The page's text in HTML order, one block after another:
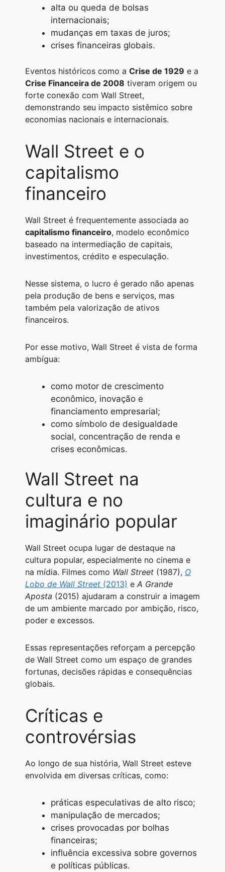
alta ou queda de bolsas
internacionais;
mudanças em taxas de juros;
crises financeiras globais.
Eventos históricos como a Crise de 1929 e a
Crise Financeira de 2008 tiveram origem ou
forte conexão com Wall Street,
demonstrando seu impacto sistêmico sobre
economias nacionais e internacionais.
Wall Street e o
capitalismo
financeiro
Wall Street é frequentemente associada ao
capitalismo financeiro, modelo econômico
baseado na intermediação de capitais,
investimentos, crédito e especulação.
Nesse sistema, o lucro é gerado não apenas
pela produção de bens e serviços, mas
também pela valorização de ativos
financeiros.
Por esse motivo, Wall Street é vista de forma
ambígua:
como motor de crescimento
econômico, inovação e
financiamento empresarial;
como símbolo de desigualdade
social, concentração de renda e
crises econômicas.
Wall Street na
cultura e no
imaginário popular
Wall Street ocupa lugar de destaque na
cultura popular, especialmente no cinema e
na mídia. Filmes como Wall Street (1987), O
Lobo de Wall Street (2013) e A Grande
Aposta (2015) ajudaram a construir a imagem
de um ambiente marcado por ambição, risco,
poder e excessos.
Essas representações reforçam a percepção
de Wall Street como um espaço de grandes
fortunas, decisões rápidas e consequências
globais.
Críticas e
controvérsias
Ao longo de sua história, Wall Street esteve
envolvida em diversas críticas, como:
práticas especulativas de alto risco;
manipulação de mercados;
crises provocadas por bolhas
financeiras;
influência excessiva sobre governos
e políticas públicas.